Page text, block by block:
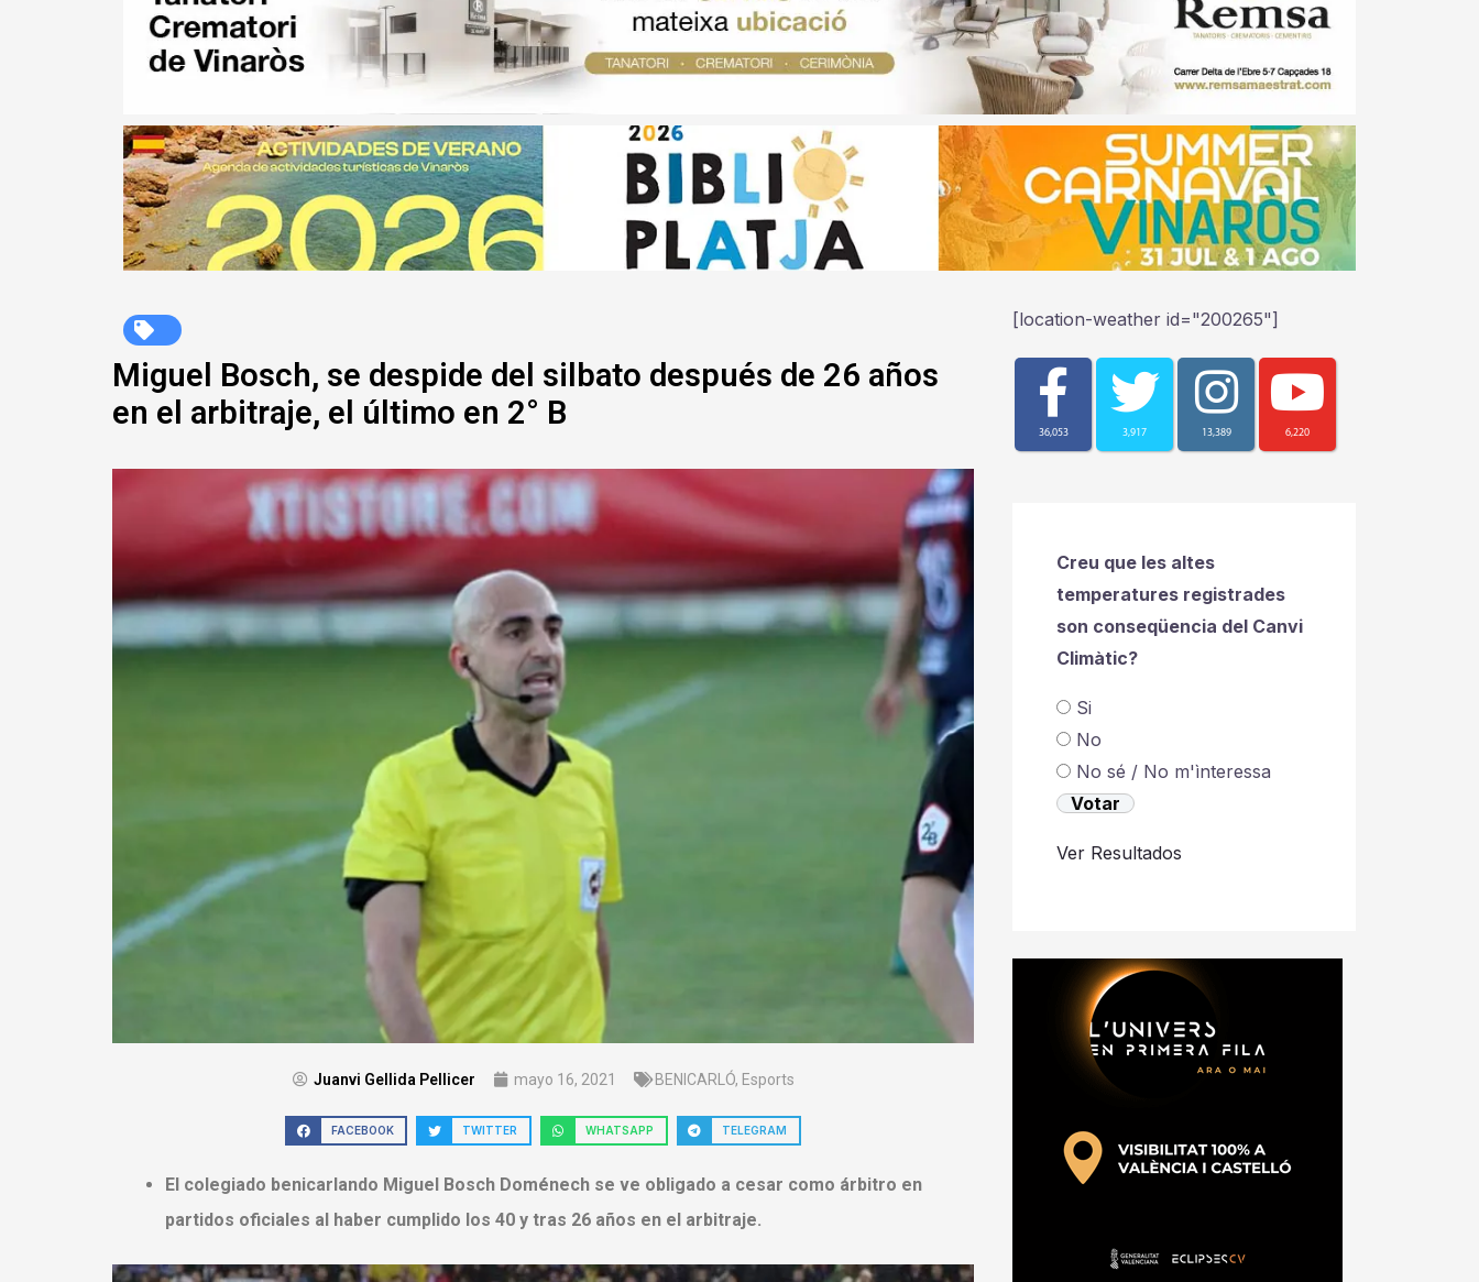
Miguel Bosch, se despide del silbato después de 26 años
en el arbitraje, el último en 2° B
Juanvi Gellida Pellicer mayo 16, 2021 BENICARLÓ, Esports
FACEBOOK TWITTER WHATSAPP TELEGRAM
El colegiado benicarlando Miguel Bosch Doménech se ve obligado a cesar como árbitro en
partidos oficiales al haber cumplido los 40 y tras 26 años en el arbitraje.
[location-weather id="200265"]
36,053 3,917 13,389 6,220
Creu que les altes
temperatures registrades
son conseqüencia del Canvi
Climàtic?
Si
No
No sé / No m'ìnteressa
Ver Resultados